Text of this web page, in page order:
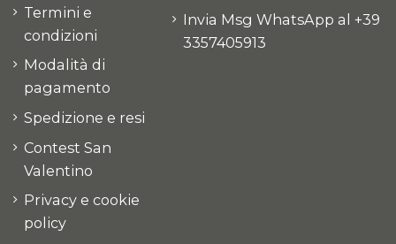
Termini e
condizioni
Modalità di
pagamento
Spedizione e resi
Contest San
Valentino
Privacy e cookie
policy
Invia Msg WhatsApp al +39
3357405913